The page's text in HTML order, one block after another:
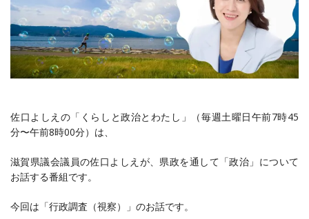
佐口よしえの「くらしと政治とわたし‪」（毎週土曜日午前7時45
分〜午前8時00分）は、
滋賀県議会議員の佐口よしえが、県政を通して「政治」について
お話する番組です。
今回は「行政調査（視察）」のお話です。